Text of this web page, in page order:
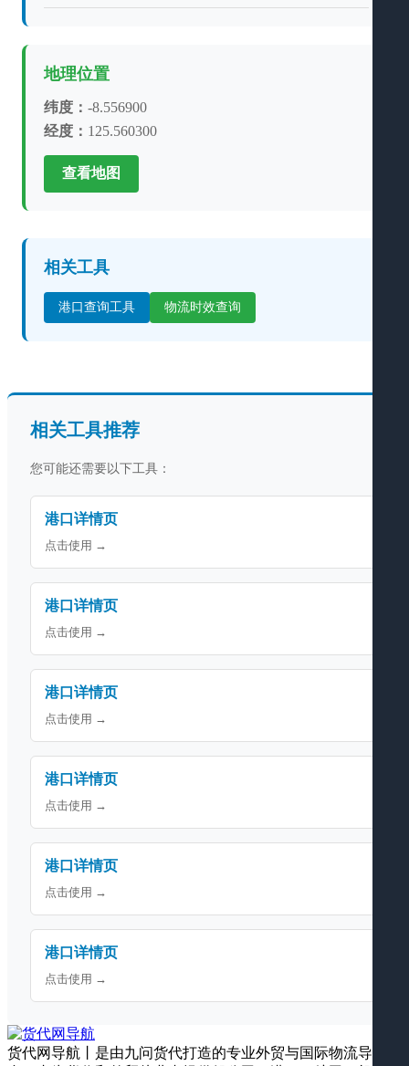
地理位置
纬度： -8.556900
经度： 125.560300
查看地图
相关工具
港口查询工具 物流时效查询
相关工具推荐
您可能还需要以下工具：
港口详情页
点击使用 →
港口详情页
点击使用 →
港口详情页
点击使用 →
港口详情页
点击使用 →
港口详情页
点击使用 →
港口详情页
点击使用 →
货代网导航丨是由九问货代打造的专业外贸与国际物流导航平